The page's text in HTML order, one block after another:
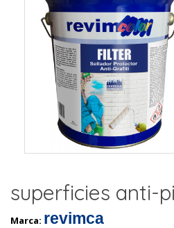
superficies anti-
Marca: revimca